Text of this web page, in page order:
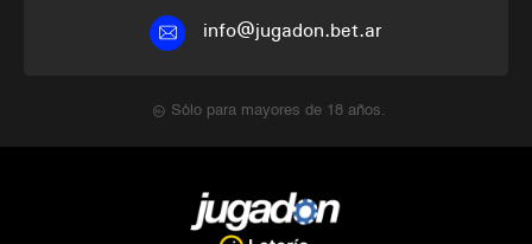
info@jugadon.bet.ar
Sólo para mayores de 18 años.